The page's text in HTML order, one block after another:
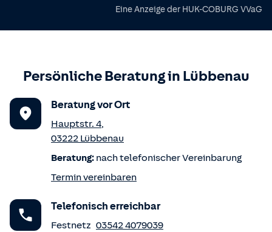
Eine Anzeige der HUK-COBURG VVaG
Persönliche Beratung in Lübbenau
Beratung vor Ort
Hauptstr. 4,
03222 Lübbenau
Beratung: nach telefonischer Vereinbarung
Termin vereinbaren
Telefonisch erreichbar
Festnetz 03542 4079039